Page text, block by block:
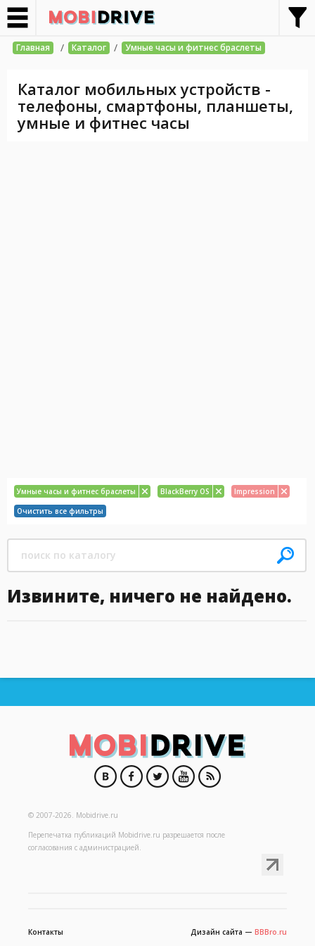
Главная / Каталог / Умные часы и фитнес браслеты
Каталог мобильных устройств -
телефоны, смартфоны, планшеты,
умные и фитнес часы
Умные часы и фитнес браслеты BlackBerry OS
Impression
Очистить все фильтры
Извините, ничего не найдено.
© 2007-2026. Mobidrive.ru
Перепечатка публикаций Mobidrive.ru разрешается после
согласования с администрацией.
Дизайн сайта — BBBro.ru
Контакты